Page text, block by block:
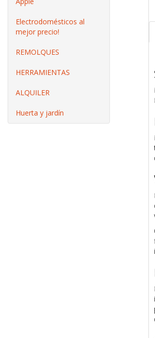
Electrodomésticos al
mejor precio!
REMOLQUES
HERRAMIENTAS
ALQUILER
Huerta y jardín